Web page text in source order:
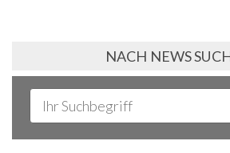
NACH NEWS